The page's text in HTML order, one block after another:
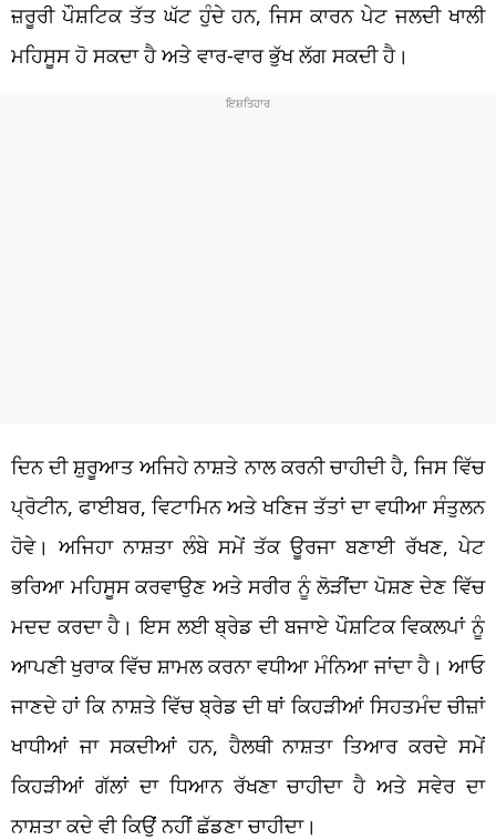
ਜ਼ਰੂਰੀ ਪੌਸ਼ਟਿਕ ਤੱਤ ਘੱਟ ਹੁੰਦੇ ਹਨ, ਜਿਸ ਕਾਰਨ ਪੇਟ ਜਲਦੀ ਖਾਲੀ
ਮਹਿਸੂਸ ਹੋ ਸਕਦਾ ਹੈ ਅਤੇ ਵਾਰ-ਵਾਰ ਭੁੱਖ ਲੱਗ ਸਕਦੀ ਹੈ।
ਦਿਨ ਦੀ ਸ਼ੁਰੂਆਤ ਅਜਿਹੇ ਨਾਸ਼ਤੇ ਨਾਲ ਕਰਨੀ ਚਾਹੀਦੀ ਹੈ, ਜਿਸ ਵਿੱਚ
ਪ੍ਰੋਟੀਨ, ਫਾਈਬਰ, ਵਿਟਾਮਿਨ ਅਤੇ ਖਣਿਜ ਤੱਤਾਂ ਦਾ ਵਧੀਆ ਸੰਤੁਲਨ
ਹੋਵੇ। ਅਜਿਹਾ ਨਾਸ਼ਤਾ ਲੰਬੇ ਸਮੇਂ ਤੱਕ ਊਰਜਾ ਬਣਾਈ ਰੱਖਣ, ਪੇਟ
ਭਰਿਆ ਮਹਿਸੂਸ ਕਰਵਾਉਣ ਅਤੇ ਸਰੀਰ ਨੂੰ ਲੋੜੀਂਦਾ ਪੋਸ਼ਣ ਦੇਣ ਵਿੱਚ
ਮਦਦ ਕਰਦਾ ਹੈ। ਇਸ ਲਈ ਬ੍ਰੇਡ ਦੀ ਬਜਾਏ ਪੌਸ਼ਟਿਕ ਵਿਕਲਪਾਂ ਨੂੰ
ਆਪਣੀ ਖੁਰਾਕ ਵਿੱਚ ਸ਼ਾਮਲ ਕਰਨਾ ਵਧੀਆ ਮੰਨਿਆ ਜਾਂਦਾ ਹੈ। ਆਓ
ਜਾਣਦੇ ਹਾਂ ਕਿ ਨਾਸ਼ਤੇ ਵਿੱਚ ਬ੍ਰੇਡ ਦੀ ਥਾਂ ਕਿਹੜੀਆਂ ਸਿਹਤਮੰਦ ਚੀਜ਼ਾਂ
ਖਾਧੀਆਂ ਜਾ ਸਕਦੀਆਂ ਹਨ, ਹੈਲਥੀ ਨਾਸ਼ਤਾ ਤਿਆਰ ਕਰਦੇ ਸਮੇਂ
ਕਿਹੜੀਆਂ ਗੱਲਾਂ ਦਾ ਧਿਆਨ ਰੱਖਣਾ ਚਾਹੀਦਾ ਹੈ ਅਤੇ ਸਵੇਰ ਦਾ
ਨਾਸ਼ਤਾ ਕਦੇ ਵੀ ਕਿਉਂ ਨਹੀਂ ਛੱਡਣਾ ਚਾਹੀਦਾ।